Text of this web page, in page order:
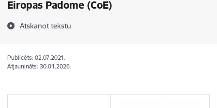
Eiropas Padome (CoE)
Atskaņot tekstu
Publicēts: 02.07.2021.
Atjaunināts: 30.01.2026.